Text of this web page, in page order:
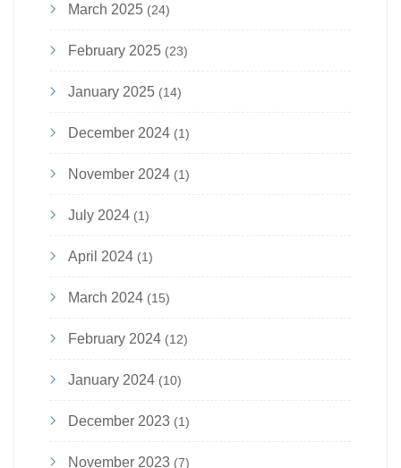
March 2025 (24)
February 2025 (23)
January 2025 (14)
December 2024 (1)
November 2024 (1)
July 2024 (1)
April 2024 (1)
March 2024 (15)
February 2024 (12)
January 2024 (10)
December 2023 (1)
November 2023 (7)